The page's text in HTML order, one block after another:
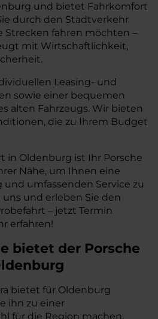
und bietet Fahrkomfort
durch den Stadtverkehr
Strecken fahren möchten –
mit Wirtschaftlichkeit,
Leasing- und
sowie einer bequemen
alten Fahrzeugs. Wir bieten
die zu Ihrem Budget
in Oldenburg ist Ihr Porsche
Nähe, um Ihnen eine
umfassenden Service zu
und erleben Sie den
– jetzt Termin
erfahren!
bietet der Porsche
bietet für Oldenburg
ihn zu einer
für die Region machen.